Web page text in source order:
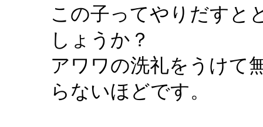
この子ってやりだすと
しょうか？
アワワの洗礼をうけて
らないほどです。